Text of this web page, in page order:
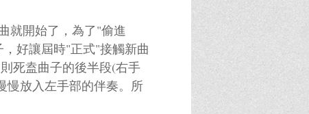
就開始了，為了"偷進
好讓屆時"正式"接觸新曲
死盍曲子的後半段(右手
慢放入左手部的伴奏。所